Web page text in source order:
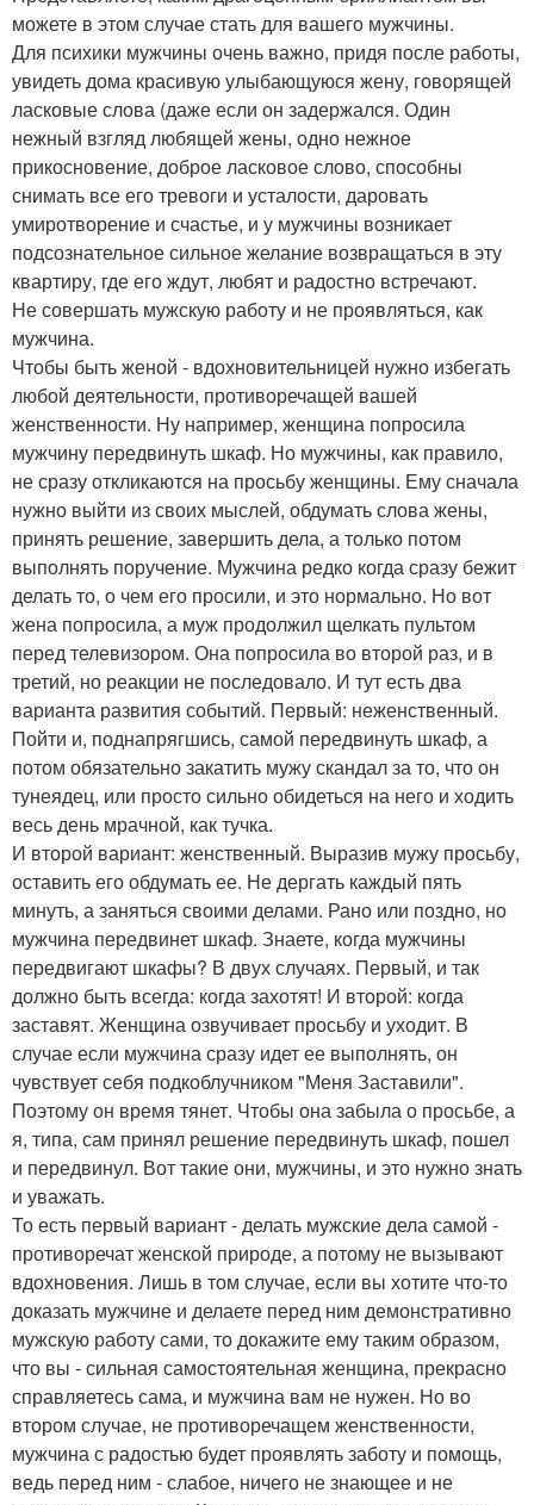
можете в этом случае стать для вашего мужчины.
Для психики мужчины очень важно, придя после работы,
увидеть дома красивую улыбающуюся жену, говорящей
ласковые слова (даже если он задержался. Один
нежный взгляд любящей жены, одно нежное
прикосновение, доброе ласковое слово, способны
снимать все его тревоги и усталости, даровать
умиротворение и счастье, и у мужчины возникает
подсознательное сильное желание возвращаться в эту
квартиру, где его ждут, любят и радостно встречают.
Не совершать мужскую работу и не проявляться, как
мужчина.
Чтобы быть женой - вдохновительницей нужно избегать
любой деятельности, противоречащей вашей
женственности. Ну например, женщина попросила
мужчину передвинуть шкаф. Но мужчины, как правило,
не сразу откликаются на просьбу женщины. Ему сначала
нужно выйти из своих мыслей, обдумать слова жены,
принять решение, завершить дела, а только потом
выполнять поручение. Мужчина редко когда сразу бежит
делать то, о чем его просили, и это нормально. Но вот
жена попросила, а муж продолжил щелкать пультом
перед телевизором. Она попросила во второй раз, и в
третий, но реакции не последовало. И тут есть два
варианта развития событий. Первый: неженственный.
Пойти и, поднапрягшись, самой передвинуть шкаф, а
потом обязательно закатить мужу скандал за то, что он
тунеядец, или просто сильно обидеться на него и ходить
весь день мрачной, как тучка.
И второй вариант: женственный. Выразив мужу просьбу,
оставить его обдумать ее. Не дергать каждый пять
минуть, а заняться своими делами. Рано или поздно, но
мужчина передвинет шкаф. Знаете, когда мужчины
передвигают шкафы? В двух случаях. Первый, и так
должно быть всегда: когда захотят! И второй: когда
заставят. Женщина озвучивает просьбу и уходит. В
случае если мужчина сразу идет ее выполнять, он
чувствует себя подкоблучником "Меня Заставили".
Поэтому он время тянет. Чтобы она забыла о просьбе, а
я, типа, сам принял решение передвинуть шкаф, пошел
и передвинул. Вот такие они, мужчины, и это нужно знать
и уважать.
То есть первый вариант - делать мужские дела самой -
противоречат женской природе, а потому не вызывают
вдохновения. Лишь в том случае, если вы хотите что-то
доказать мужчине и делаете перед ним демонстративно
мужскую работу сами, то докажите ему таким образом,
что вы - сильная самостоятельная женщина, прекрасно
справляетесь сама, и мужчина вам не нужен. Но во
втором случае, не противоречащем женственности,
мужчина с радостью будет проявлять заботу и помощь,
ведь перед ним - слабое, ничего не знающее и не